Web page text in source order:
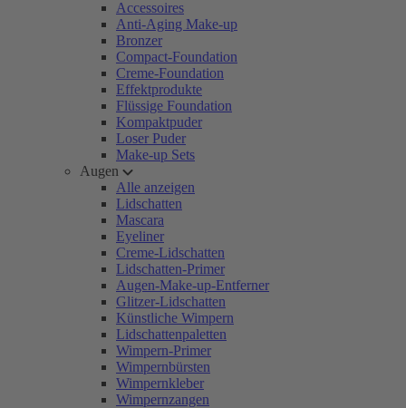
Accessoires
Anti-Aging Make-up
Bronzer
Compact-Foundation
Creme-Foundation
Effektprodukte
Flüssige Foundation
Kompaktpuder
Loser Puder
Make-up Sets
Augen
Alle anzeigen
Lidschatten
Mascara
Eyeliner
Creme-Lidschatten
Lidschatten-Primer
Augen-Make-up-Entferner
Glitzer-Lidschatten
Künstliche Wimpern
Lidschattenpaletten
Wimpern-Primer
Wimpernbürsten
Wimpernkleber
Wimpernzangen